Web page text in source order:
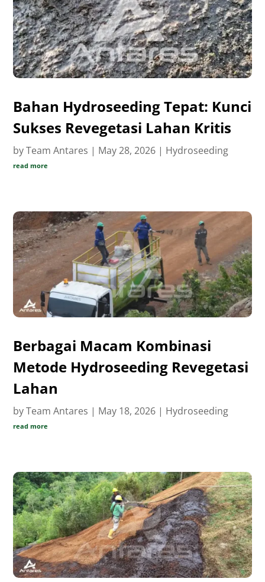
Bahan Hydroseeding Tepat: Kunci
Sukses Revegetasi Lahan Kritis
byTeam Antares | May 28, 2026 | Hydroseeding
read more
Berbagai Macam Kombinasi
Metode Hydroseeding Revegetasi
Lahan
byTeam Antares | May 18, 2026 | Hydroseeding
read more